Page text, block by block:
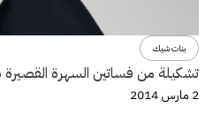
بنات شيك
تشكيلة من فساتين السهرة القصيرة
2 مارس 2014